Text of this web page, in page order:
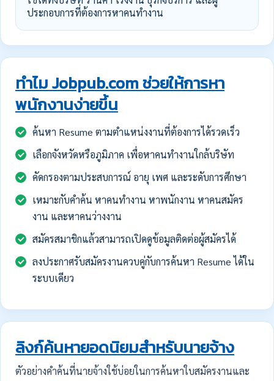
ประกอบการที่ต้องการหาคนทำงาน
ทำไม Jobpub.com ช่วยให้การหา
พนักงานง่ายขึ้น
ค้นหา Resume ตามตำแหน่งงานที่ต้องการได้รวดเร็ว
เลือกจังหวัดหรือภูมิภาค เพื่อหาคนทำงานใกล้บริษัท
คัดกรองตามประสบการณ์ อายุ เพศ และระดับการศึกษา
เหมาะกับคำค้น หาคนทำงาน หาพนักงาน หาคนสมัคร
งาน และหาคนว่างงาน
สมัครสมาชิกแล้วสามารถเปิดดูข้อมูลติดต่อผู้สมัครได้
ลงประกาศรับสมัครงานควบคู่กับการค้นหา Resume ได้ใน
ระบบเดียว
ลิงก์ค้นหายอดนิยมสำหรับนายจ้าง
ตัวอย่างคำค้นที่นายจ้างใช้บ่อยในการค้นหาใบสมัครงานและ